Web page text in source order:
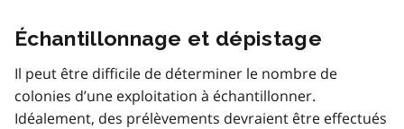
Échantillonnage et dépistage
Il peut être difficile de déterminer le nombre de
colonies d’une exploitation à échantillonner.
Idéalement, des prélèvements devraient être effectués